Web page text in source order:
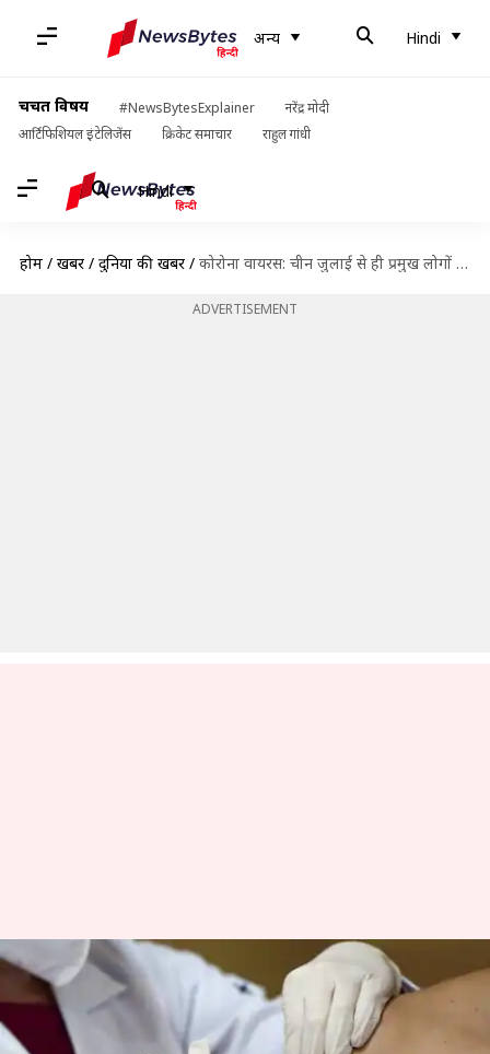
अन्य Hindi
चर्चित विषय #NewsBytesExplainer
नरेंद्र मोदी
आर्टिफिशियल इंटेलिजेंस
क्रिकेट समाचार राहुल गांधी
Hindi
होम / खबरें / दुनिया की खबरें / कोरोना वायरस: चीन जुलाई से ही प्रमुख लोगों को दे रहा है संभावित वैक्सीन
ADVERTISEMENT
कोरोना वायरस: चीन जुलाई से ही
प्रमुख लोगों को दे रहा है संभावित
वैक्सीन